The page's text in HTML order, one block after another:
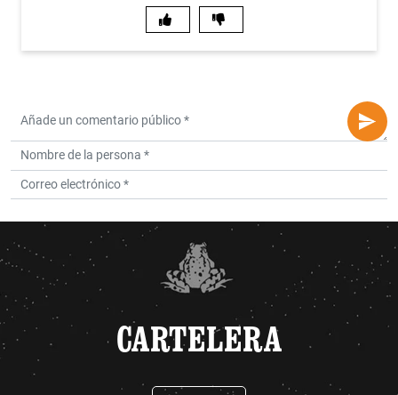
CARTELERA